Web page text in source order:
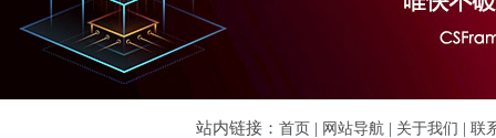
站内链接： 首页 | 网站导航 | 关于我们 | 联